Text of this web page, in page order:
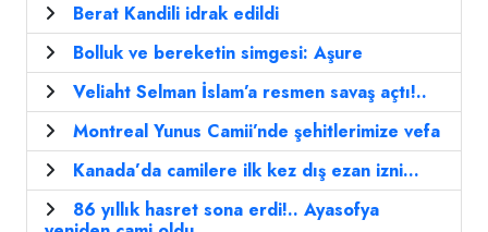
Berat Kandili idrak edildi
Bolluk ve bereketin simgesi: Aşure
Veliaht Selman İslam’a resmen savaş açtı!..
Montreal Yunus Camii’nde şehitlerimize vefa
Kanada’da camilere ilk kez dış ezan izni...
86 yıllık hasret sona erdi!.. Ayasofya